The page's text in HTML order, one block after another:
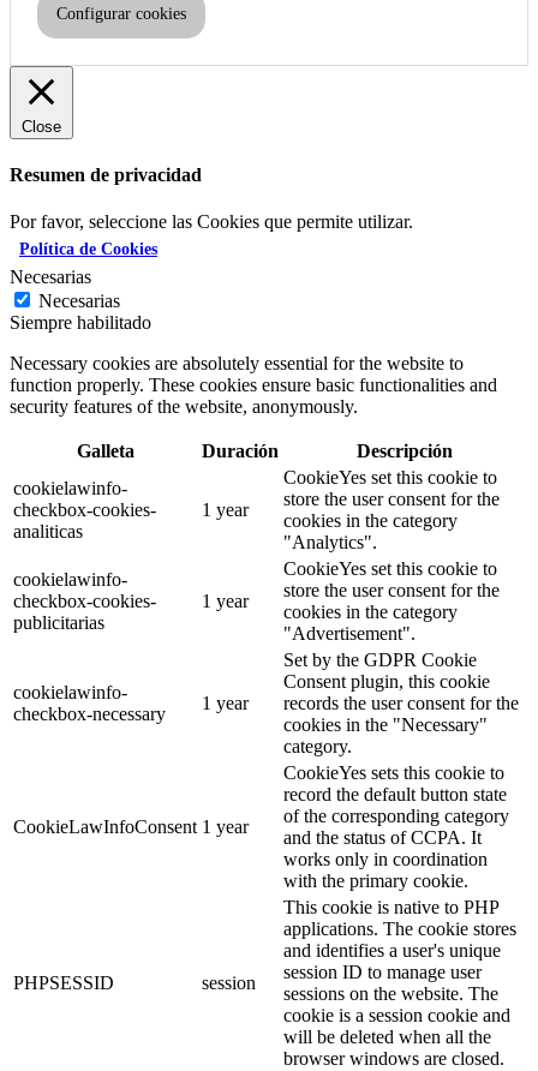
Configurar cookies
Close
Resumen de privacidad
Por favor, seleccione las Cookies que permite utilizar.
Política de Cookies
Necesarias
Necesarias
Siempre habilitado
Necessary cookies are absolutely essential for the website to
function properly. These cookies ensure basic functionalities and
security features of the website, anonymously.
Galleta Duración
Descripción
cookielawinfo-
checkbox-cookies-
analiticas
1 year
CookieYes set this cookie to
store the user consent for the
cookies in the category
"Analytics".
cookielawinfo-
checkbox-cookies-
publicitarias
1 year
CookieYes set this cookie to
store the user consent for the
cookies in the category
"Advertisement".
cookielawinfo-
checkbox-necessary
1 year
Set by the GDPR Cookie
Consent plugin, this cookie
records the user consent for the
cookies in the "Necessary"
category.
CookieLawInfoConsent 1 year
CookieYes sets this cookie to
record the default button state
of the corresponding category
and the status of CCPA. It
works only in coordination
with the primary cookie.
PHPSESSID session
This cookie is native to PHP
applications. The cookie stores
and identifies a user's unique
session ID to manage user
sessions on the website. The
cookie is a session cookie and
will be deleted when all the
browser windows are closed.